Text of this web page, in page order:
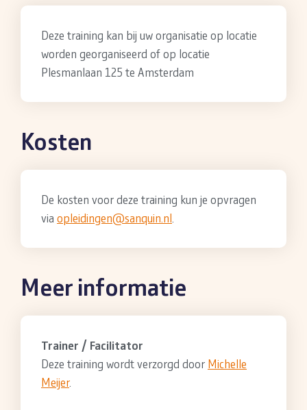
Deze training kan bij uw organisatie op locatie
worden georganiseerd of op locatie
Plesmanlaan 125 te Amsterdam
Kosten
De kosten voor deze training kun je opvragen
via opleidingen@sanquin.nl.
Meer informatie
Trainer / Facilitator
Deze training wordt verzorgd door Michelle
Meijer.